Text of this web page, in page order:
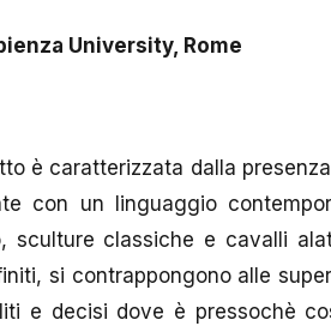
University, Rome
è caratterizzata dalla
con un linguaggio
sculture classiche e cavalli
si contrappongono alle
e decisi dove è pressochè